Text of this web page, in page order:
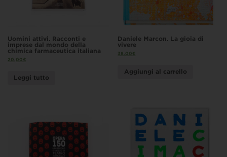
Uomini attivi. Racconti e
imprese dal mondo della
chimica farmaceutica italiana
20,00€
Leggi tutto
Daniele Marcon. La gioia di
vivere
38,00€
Aggiungi al carrello